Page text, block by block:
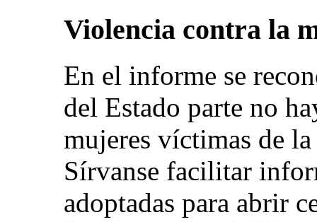
Violencia contra la
En el informe se
del Estado parte no
mujeres víctimas de
Sírvanse facilitar
adoptadas para abrir